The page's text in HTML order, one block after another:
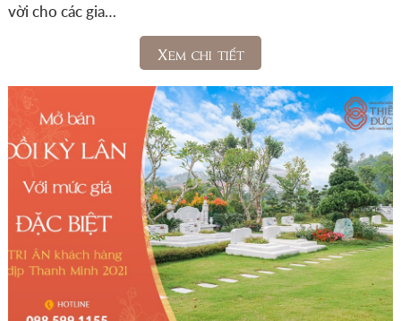
vời cho các gia…
Xem chi tiết